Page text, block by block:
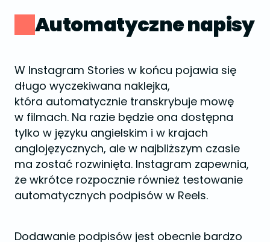
Automatyczne napisy
W Instagram Stories w końcu pojawia się
długo wyczekiwana naklejka,
która automatycznie transkrybuje mowę
w filmach. Na razie będzie ona dostępna
tylko w języku angielskim i w krajach
anglojęzycznych, ale w najbliższym czasie
ma zostać rozwinięta. Instagram zapewnia,
że wkrótce rozpocznie również testowanie
automatycznych podpisów w Reels.
Dodawanie podpisów jest obecnie bardzo